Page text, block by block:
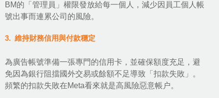
BM的「管理員」權限發放給每一個人，減少因員工個人帳
號出事而連累公司的風險。
3. 維持財務信用與付款穩定
為廣告帳號準備一張專門的信用卡，並確保額度充足，避
免因為銀行阻擋國外交易或餘額不足導致「扣款失敗」。
頻繁的扣款失敗在Meta看來就是高風險惡意帳户。